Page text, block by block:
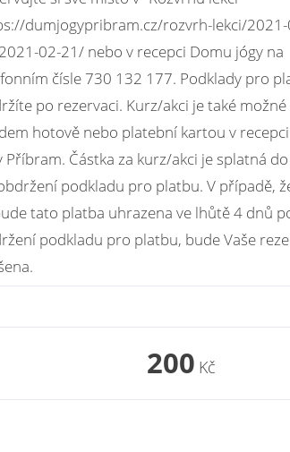
dumjogypribram.cz/rozvrh-lekci/
02-21/ nebo v recepci Domu jógy na
čísle 730 132 177. Podklady pro
po rezervaci. Kurz/akci je také
hotově nebo platební kartou v
Příbram. Částka za kurz/akci je splatná
podkladu pro platbu. V případě,
tato platba uhrazena ve lhůtě 4 dnů
podkladu pro platbu, bude Vaše
200 Kč